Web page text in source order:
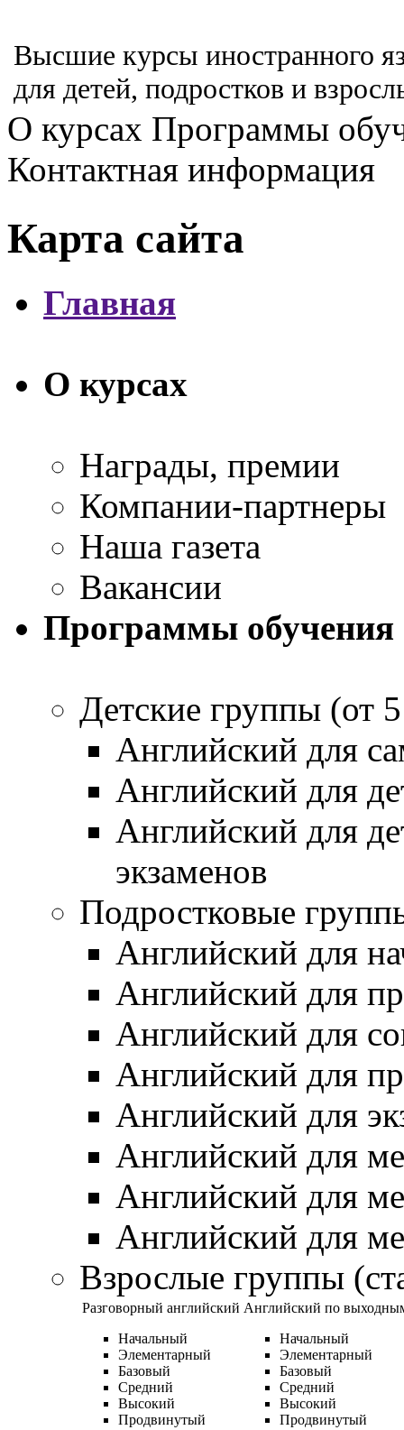
Высшие курсы иностранного
для детей, подростков и
О курсах Программы
Контактная информация
Карта сайта
Главная
О курсах
Награды, премии
Компании-партнеры
Наша газета
Вакансии
Программы обучения
Детские группы (от
Английский для
Английский для
Английский для
экзаменов
Подростковые
Английский для
Английский для
Английский для
Английский для
Английский для
Английский для
Английский для
Английский для
Взрослые группы
Разговорный английский
Начальный
Элементарный
Базовый
Средний
Высокий
Продвинутый
Английский по
Начальный
Элементарный
Базовый
Средний
Высокий
Продвинутый